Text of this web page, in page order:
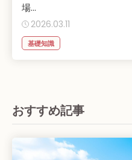
場...
2026.03.11
基礎知識
おすすめ記事